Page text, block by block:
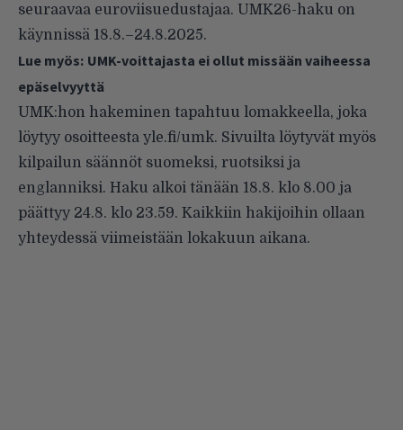
seuraavaa euroviisuedustajaa. UMK26-haku on
käynnissä 18.8.–24.8.2025.
Lue myös: UMK-voittajasta ei ollut missään vaiheessa
epäselvyyttä
UMK:hon hakeminen tapahtuu lomakkeella, joka
löytyy osoitteesta yle.fi/umk. Sivuilta löytyvät myös
kilpailun säännöt suomeksi, ruotsiksi ja
englanniksi. Haku alkoi tänään 18.8. klo 8.00 ja
päättyy 24.8. klo 23.59. Kaikkiin hakijoihin ollaan
yhteydessä viimeistään lokakuun aikana.